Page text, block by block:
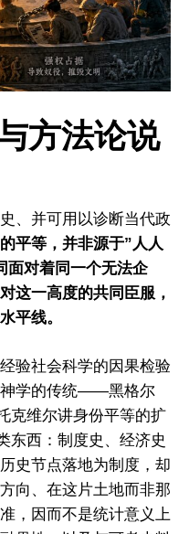
方法论说
、并可用以诊断当代政
平等，并非源于”人人
面对着同一个无法企
这一高度的共同臣服，
平线。
验社会科学的因果检验
神学的传统——黑格尔
克维尔讲身份平等的扩
东西：制度史、经济史
史节点落地为制度，却
向、在这片土地而非那
，因而不是统计意义上